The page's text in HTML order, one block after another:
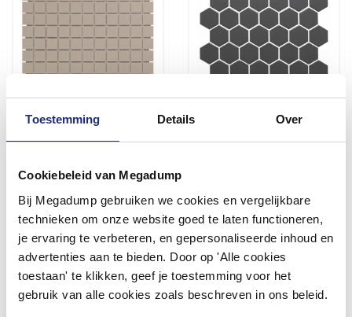
Toestemming Details Over
Cookiebeleid van Megadump
Bij Megadump gebruiken we cookies en vergelijkbare
technieken om onze website goed te laten functioneren,
je ervaring te verbeteren, en gepersonaliseerde inhoud en
advertenties aan te bieden. Door op 'Alle cookies
toestaan' te klikken, geef je toestemming voor het
gebruik van alle cookies zoals beschreven in ons beleid.
m2)3 werkdagen
102,85
85,00
Meer info
129,95
Meer info